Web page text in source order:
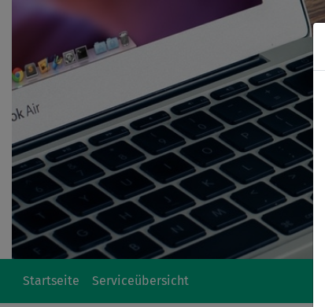
Startseite Serviceübersicht